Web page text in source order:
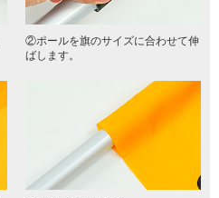
②ポールを旗のサイズに合わせて伸
ばします。